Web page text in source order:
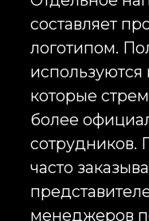
Строительные
производственные
и логистические
регулярно
одежду с
технических
производственного
таких проектах
уделяется качеству
износостойкости,
безопасности и
нанесения логотипа.